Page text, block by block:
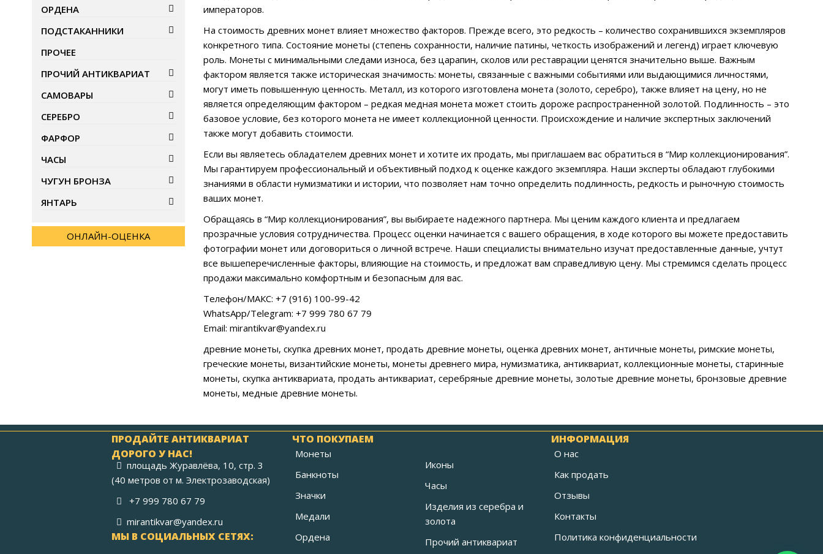
императоров.
На стоимость древних монет влияет множество факторов. Прежде всего, это редкость – количество сохранившихся экземпляров
конкретного типа. Состояние монеты (степень сохранности, наличие патины, четкость изображений и легенд) играет ключевую
роль. Монеты с минимальными следами износа, без царапин, сколов или реставрации ценятся значительно выше. Важным
фактором является также историческая значимость: монеты, связанные с важными событиями или выдающимися личностями,
могут иметь повышенную ценность. Металл, из которого изготовлена монета (золото, серебро), также влияет на цену, но не
является определяющим фактором – редкая медная монета может стоить дороже распространенной золотой. Подлинность – это
базовое условие, без которого монета не имеет коллекционной ценности. Происхождение и наличие экспертных заключений
также могут добавить стоимости.
Если вы являетесь обладателем древних монет и хотите их продать, мы приглашаем вас обратиться в “Мир коллекционирования”.
Мы гарантируем профессиональный и объективный подход к оценке каждого экземпляра. Наши эксперты обладают глубокими
знаниями в области нумизматики и истории, что позволяет нам точно определить подлинность, редкость и рыночную стоимость
ваших монет.
Обращаясь в “Мир коллекционирования”, вы выбираете надежного партнера. Мы ценим каждого клиента и предлагаем
прозрачные условия сотрудничества. Процесс оценки начинается с вашего обращения, в ходе которого вы можете предоставить
фотографии монет или договориться о личной встрече. Наши специалисты внимательно изучат предоставленные данные, учтут
все вышеперечисленные факторы, влияющие на стоимость, и предложат вам справедливую цену. Мы стремимся сделать процесс
продажи максимально комфортным и безопасным для вас.
Телефон/МАКС: +7 (916) 100-99-42
WhatsApp/Telegram: +7 999 780 67 79
Email: mirantikvar@yandex.ru
древние монеты, скупка древних монет, продать древние монеты, оценка древних монет, античные монеты, римские монеты,
греческие монеты, византийские монеты, монеты древнего мира, нумизматика, антиквариат, коллекционные монеты, старинные
монеты, скупка антиквариата, продать антиквариат, серебряные древние монеты, золотые древние монеты, бронзовые древние
монеты, медные древние монеты.
ОРДЕНА
ПОДСТАКАННИКИ
ПРОЧЕЕ
ПРОЧИЙ АНТИКВАРИАТ
САМОВАРЫ
СЕРЕБРО
ФАРФОР
ЧАСЫ
ЧУГУН БРОНЗА
ЯНТАРЬ
ОНЛАЙН-ОЦЕНКА
ПРОДАЙТЕ АНТИКВАРИАТ
ДОРОГО У НАС!
площадь Журавлёва, 10, стр. 3
(40 метров от м. Электрозаводская)
+7 999 780 67 79
mirantikvar@yandex.ru
МЫ В СОЦИАЛЬНЫХ СЕТЯХ:
ЧТО ПОКУПАЕМ
Монеты
Банкноты
Значки
Медали
Ордена
Иконы
Часы
Изделия из серебра и
золота
Прочий антиквариат
ИНФОРМАЦИЯ
О нас
Как продать
Отзывы
Контакты
Политика конфиденциальности